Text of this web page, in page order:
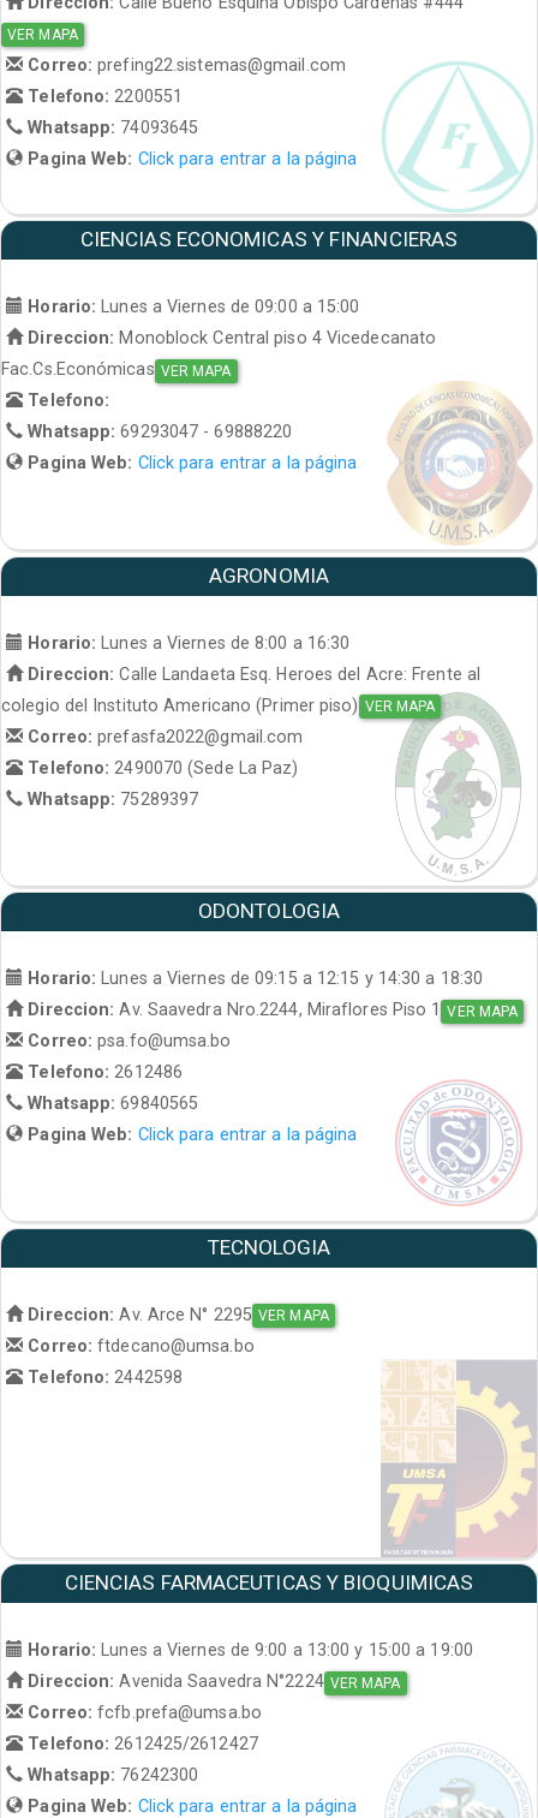
VER MAPA
Correo:prefing22.sistemas@gmail.com
Telefono: 2200551
Whatsapp: 74093645
Pagina Web: Click para entrar a la página
CIENCIAS ECONOMICAS Y FINANCIERAS
Horario: Lunes a Viernes de 09:00 a 15:00
Direccion: Monoblock Central piso 4 Vicedecanato
Fac.Cs.Económicas VER MAPA
Telefono:
Whatsapp:69293047 - 69888220
Pagina Web: Click para entrar a la página
AGRONOMIA
Horario:
Lunes a Viernes de 8:00 a 16:30
Direccion: Calle Landaeta Esq. Heroes del Acre: Frente al
colegio del Instituto Americano (Primer piso) VER MAPA
Correo:prefasfa2022@gmail.com
Telefono: 2490070 (Sede La Paz)
Whatsapp: 75289397
ODONTOLOGIA
Horario: Lunes a Viernes de 09:15 a 12:15 y 14:30 a 18:30
Direccion: Av. Saavedra Nro.2244, Miraflores Piso 1 VER MAPA
Correo:psa.fo@umsa.bo
Telefono:2612486
Whatsapp:69840565
Pagina Web: Click para entrar a la página
TECNOLOGIA
Direccion: Av. Arce N° 2295 VER MAPA
Correo:ftdecano@umsa.bo
Telefono: 2442598
CIENCIAS FARMACEUTICAS Y BIOQUIMICAS
Horario: Lunes a Viernes de 9:00 a 13:00 y 15:00 a 19:00
Direccion: Avenida Saavedra N°2224 VER MAPA
Correo:fcfb.prefa@umsa.bo
Telefono:2612425/2612427
Whatsapp: 76242300
Pagina Web: Click para entrar a la página